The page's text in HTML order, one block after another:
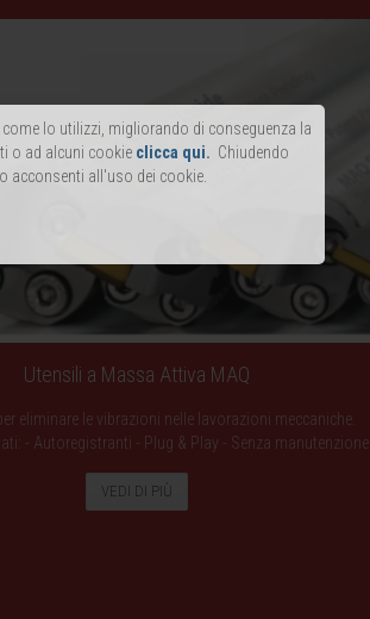
lo utilizzi, migliorando di conseguenza la
o ad alcuni cookie clicca qui. Chiudendo
acconsenti all'uso dei cookie.
Utensili a Massa Attiva MAQ
eliminare le vibrazioni nelle lavorazioni meccaniche.
- Autoregistranti - Plug & Play - Senza manutenzione
VEDI DI PIÙ